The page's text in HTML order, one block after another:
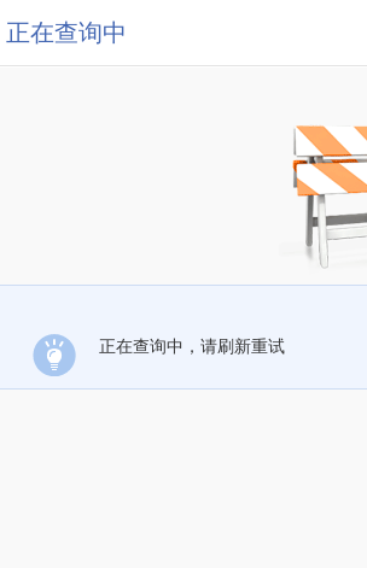
正在查询中
正在查询中，请刷新重试